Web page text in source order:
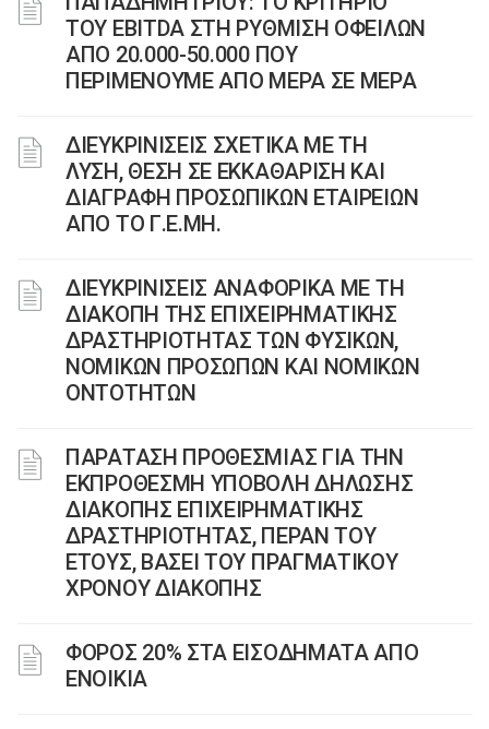
ΤΟΥ EBITDA ΣΤΗ ΡΥΘΜΙΣΗ ΟΦΕΙΛΩΝ
ΑΠΟ 20.000-50.000 ΠΟΥ
ΠΕΡΙΜΕΝΟΥΜΕ ΑΠΟ ΜΕΡΑ ΣΕ ΜΕΡΑ
ΔΙΕΥΚΡΙΝΙΣΕΙΣ ΣΧΕΤΙΚΑ ΜΕ ΤΗ
ΛΥΣΗ, ΘΕΣΗ ΣΕ ΕΚΚΑΘΑΡΙΣΗ ΚΑΙ
ΔΙΑΓΡΑΦΗ ΠΡΟΣΩΠΙΚΩΝ ΕΤΑΙΡΕΙΩΝ
ΑΠΟ ΤΟ Γ.Ε.ΜΗ.
ΔΙΕΥΚΡΙΝΙΣΕΙΣ ΑΝΑΦΟΡΙΚΑ ΜΕ ΤΗ
ΔΙΑΚΟΠΗ ΤΗΣ ΕΠΙΧΕΙΡΗΜΑΤΙΚΗΣ
ΔΡΑΣΤΗΡΙΟΤΗΤΑΣ ΤΩΝ ΦΥΣΙΚΩΝ,
ΝΟΜΙΚΩΝ ΠΡΟΣΩΠΩΝ ΚΑΙ ΝΟΜΙΚΩΝ
ΟΝΤΟΤΗΤΩΝ
ΠΑΡΑΤΑΣΗ ΠΡΟΘΕΣΜΙΑΣ ΓΙΑ ΤΗΝ
ΕΚΠΡΟΘΕΣΜΗ ΥΠΟΒΟΛΗ ΔΗΛΩΣΗΣ
ΔΙΑΚΟΠΗΣ ΕΠΙΧΕΙΡΗΜΑΤΙΚΗΣ
ΔΡΑΣΤΗΡΙΟΤΗΤΑΣ, ΠΕΡΑΝ ΤΟΥ
ΕΤΟΥΣ, ΒΑΣΕΙ ΤΟΥ ΠΡΑΓΜΑΤΙΚΟΥ
ΧΡΟΝΟΥ ΔΙΑΚΟΠΗΣ
ΦΟΡΟΣ 20% ΣΤΑ ΕΙΣΟΔΗΜΑΤΑ ΑΠΟ
ΕΝΟΙΚΙΑ